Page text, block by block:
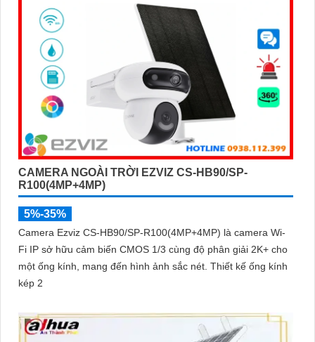
CAMERA NGOÀI TRỜI EZVIZ CS-HB90/SP-
R100(4MP+4MP)
5%-35%
Camera Ezviz CS-HB90/SP-R100(4MP+4MP) là camera Wi-
Fi IP sở hữu cảm biến CMOS 1/3 cùng độ phân giải 2K+ cho
một ống kính, mang đến hình ảnh sắc nét. Thiết kế ống kính
kép 2